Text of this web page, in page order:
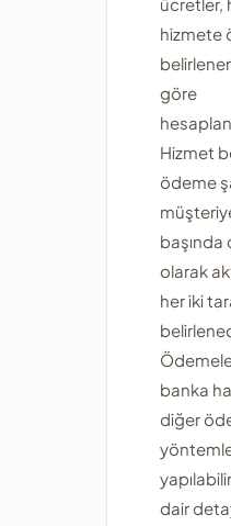
hizmete
göre
Hizmet
ödeme
başında
olarak
her iki
banka
diğer
dair